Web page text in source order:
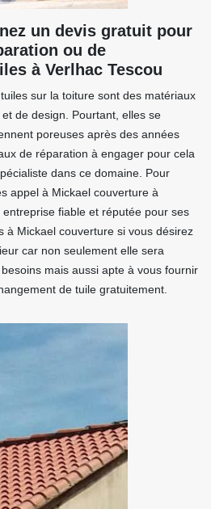
un devis gratuit pour
ou de
à Verlhac Tescou
sur la toiture sont des matériaux
de design. Pourtant, elles se
poreuses après des années
de réparation à engager pour cela
dans ce domaine. Pour
appel à Mickael couverture à
fiable et réputée pour ses
Mickael couverture si vous désirez
car non seulement elle sera
mais aussi apte à vous fournir
de tuile gratuitement.